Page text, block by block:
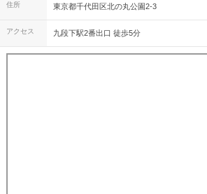
住所 東京都千代田区北の丸公園2-3
アクセス 九段下駅2番出口 徒歩5分